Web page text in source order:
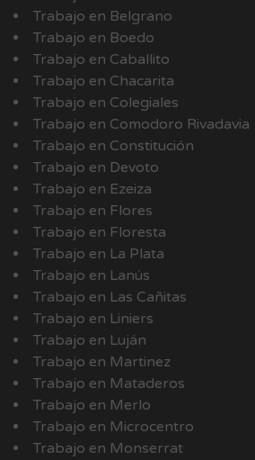
Trabajo en Belgrano
Trabajo en Boedo
Trabajo en Caballito
Trabajo en Chacarita
Trabajo en Colegiales
Trabajo en Comodoro Rivadavia
Trabajo en Constitución
Trabajo en Devoto
Trabajo en Ezeiza
Trabajo en Flores
Trabajo en Floresta
Trabajo en La Plata
Trabajo en Lanús
Trabajo en Las Cañitas
Trabajo en Liniers
Trabajo en Luján
Trabajo en Martinez
Trabajo en Mataderos
Trabajo en Merlo
Trabajo en Microcentro
Trabajo en Monserrat